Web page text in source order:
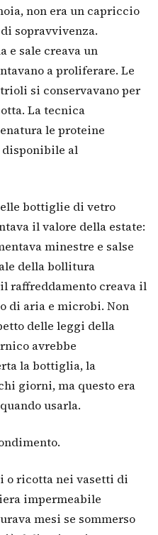
non era un capriccio
sopravvivenza.
e sale creava un
a proliferare. Le
si conservavano per
La tecnica
le proteine
al
bottiglie di vetro
il valore della estate:
minestre e salse
della bollitura
raffreddamento creava il
di aria e microbi. Non
delle leggi della
avrebbe
la bottiglia, la
giorni, ma questo era
usarla.
o ricotta nei vasetti di
impermeabile
mesi se sommerso